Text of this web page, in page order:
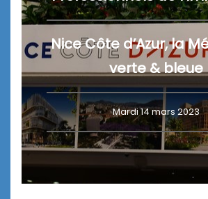
Nice Côte d’Azur, la
verte & bleue
Mardi 14 mars 2023